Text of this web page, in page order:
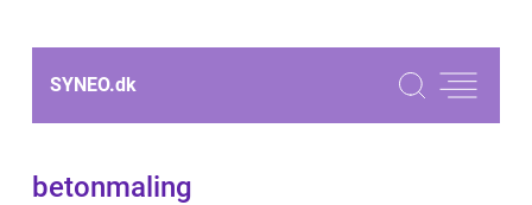
SYNEO.dk
betonmaling